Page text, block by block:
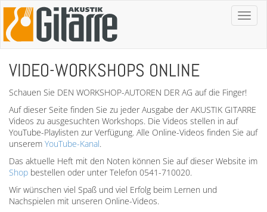
Toggle
VIDEO-WORKSHOPS ONLINE
Schauen Sie DEN WORKSHOP-AUTOREN DER AG auf die Finger!
Auf dieser Seite finden Sie zu jeder Ausgabe der AKUSTIK GITARRE
Videos zu ausgesuchten Workshops. Die Videos stellen in auf
YouTube-Playlisten zur Verfügung. Alle Online-Videos finden Sie auf
unserem YouTube-Kanal.
Das aktuelle Heft mit den Noten können Sie auf dieser Website im
Shop bestellen oder unter Telefon 0541-710020.
Wir wünschen viel Spaß und viel Erfolg beim Lernen und
Nachspielen mit unseren Online-Videos.